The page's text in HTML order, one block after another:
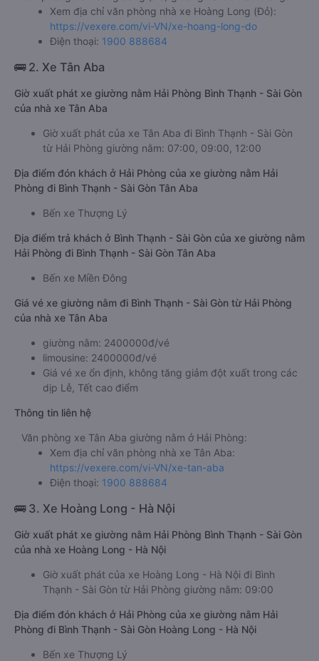
Xem địa chỉ văn phòng nhà xe Hoàng Long (Đỏ):
https://vexere.com/vi-VN/xe-hoang-long-do
Điện thoại: 1900 888684
🚌 2. Xe Tân Aba
Giờ xuất phát xe giường nằm Hải Phòng Bình Thạnh - Sài Gòn
của nhà xe Tân Aba
Giờ xuất phát của xe Tân Aba đi Bình Thạnh - Sài Gòn
từ Hải Phòng giường nằm: 07:00, 09:00, 12:00
Địa điểm đón khách ở Hải Phòng của xe giường nằm Hải
Phòng đi Bình Thạnh - Sài Gòn Tân Aba
Bến xe Thượng Lý
Địa điểm trả khách ở Bình Thạnh - Sài Gòn của xe giường nằm
Hải Phòng đi Bình Thạnh - Sài Gòn Tân Aba
Bến xe Miền Đông
Giá vé xe giường nằm đi Bình Thạnh - Sài Gòn từ Hải Phòng
của nhà xe Tân Aba
giường nằm: 2400000đ/vé
limousine: 2400000đ/vé
Giá vé xe ổn định, không tăng giảm đột xuất trong các
dịp Lễ, Tết cao điểm
Thông tin liên hệ
Văn phòng xe Tân Aba giường nằm ở Hải Phòng:
Xem địa chỉ văn phòng nhà xe Tân Aba:
https://vexere.com/vi-VN/xe-tan-aba
Điện thoại: 1900 888684
🚌 3. Xe Hoàng Long - Hà Nội
Giờ xuất phát xe giường nằm Hải Phòng Bình Thạnh - Sài Gòn
của nhà xe Hoàng Long - Hà Nội
Giờ xuất phát của xe Hoàng Long - Hà Nội đi Bình
Thạnh - Sài Gòn từ Hải Phòng giường nằm: 09:00
Địa điểm đón khách ở Hải Phòng của xe giường nằm Hải
Phòng đi Bình Thạnh - Sài Gòn Hoàng Long - Hà Nội
Bến xe Thượng Lý